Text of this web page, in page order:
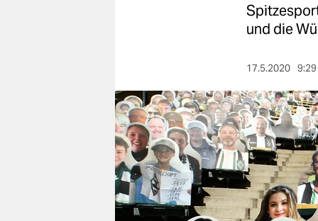
berlin
nord
wahrheit
verlag
und die
17.5.2020